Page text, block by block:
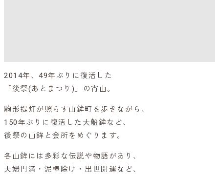
2014年、49年ぶりに復活した
「後祭(あとまつり)」の宵山。
駒形提灯が照らす山鉾町を歩きながら、
150年ぶりに復活した大船鉾など、
後祭の山鉾と会所をめぐります。
各山鉾には多彩な伝説や物語があり、
夫婦円満・泥棒除け・出世開運など、